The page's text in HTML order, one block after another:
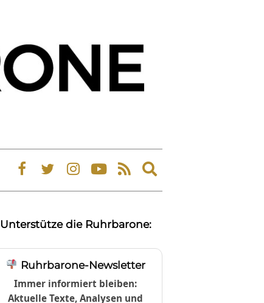
Expand
search
Unterstütze die Ruhrbarone:
Ruhrbarone-Newsletter
Immer informiert bleiben:
Aktuelle Texte, Analysen und